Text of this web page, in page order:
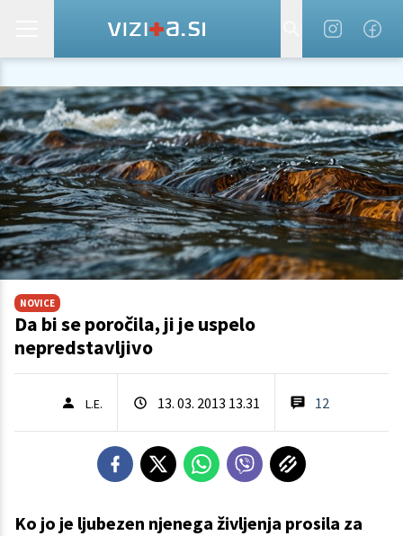
NOVICE
Da bi se poročila, ji je uspelo
nepredstavljivo
L.E. 13. 03. 2013 13.31 12
Ko jo je ljubezen njenega življenja prosila za